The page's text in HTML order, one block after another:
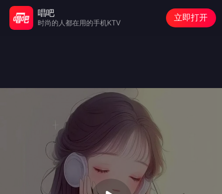
唱吧
时尚的人都在用的手机KTV
立即打开